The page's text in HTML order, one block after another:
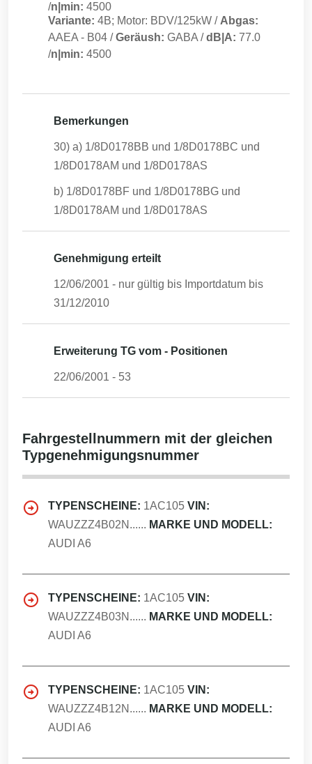
/n|min: 4500
Variante: 4B; Motor: BDV/125kW / Abgas:
AAEA - B04 /Geräush: GABA /dB|A: 77.0
/n|min: 4500
Bemerkungen
30) a) 1/8D0178BB und 1/8D0178BC und
1/8D0178AM und 1/8D0178AS
b) 1/8D0178BF und 1/8D0178BG und
1/8D0178AM und 1/8D0178AS
Genehmigung erteilt
12/06/2001 - nur gültig bis Importdatum bis
31/12/2010
Erweiterung TG vom - Positionen
22/06/2001 - 53
Fahrgestellnummern mit der gleichen
Typgenehmigungsnummer
TYPENSCHEINE: 1AC105 VIN:
WAUZZZ4B02N...... MARKE UND MODELL:
AUDI A6
TYPENSCHEINE: 1AC105 VIN:
WAUZZZ4B03N...... MARKE UND MODELL:
AUDI A6
TYPENSCHEINE: 1AC105 VIN:
WAUZZZ4B12N...... MARKE UND MODELL:
AUDI A6